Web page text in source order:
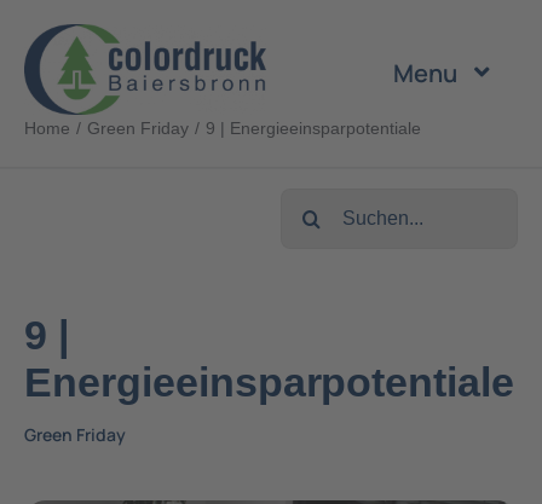
Inhalt
springen
Menu
Unternehmen
Nachhaltigkeit
Home Green Friday 9 | Energieeinsparpotentiale
Suche
9 |
Energieeinsparpotentiale
Green Friday